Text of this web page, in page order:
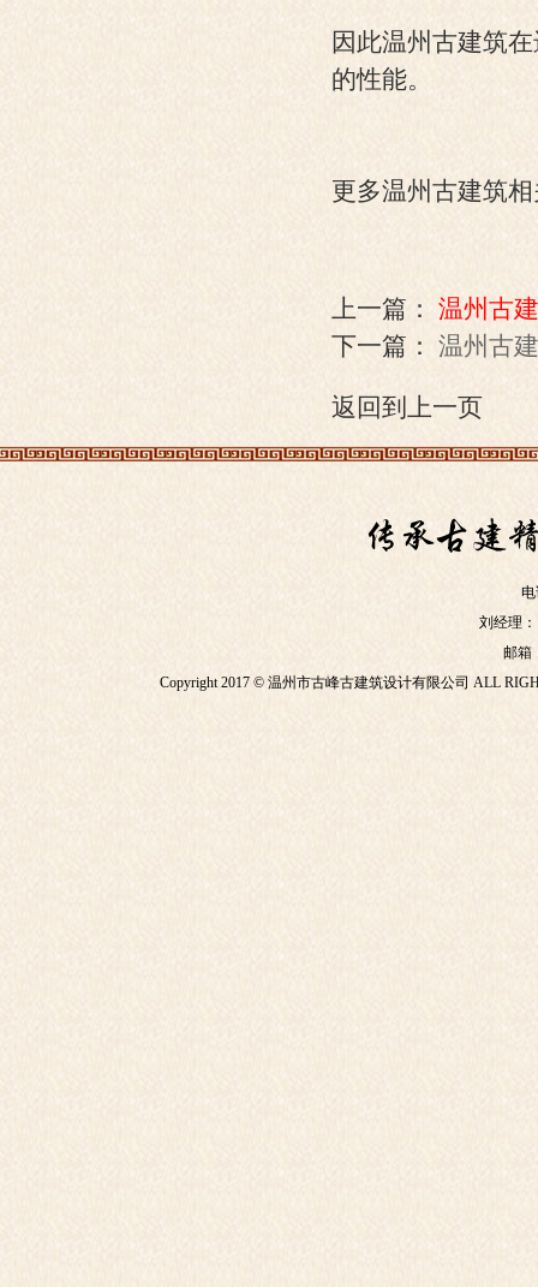
因此温州古建筑
的性能。
更多温州古建筑
上一篇： 温州古
下一篇： 温州古
返回到上一页
电
刘经理：
邮箱
Copyright 2017 © 温州市古峰古建筑设计有限公司 ALL